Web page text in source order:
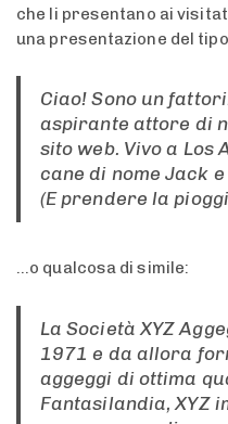
che li presentano ai
una presentazione del
Ciao! Sono un
aspirante attore di
sito web. Vivo a Los
cane di nome Jack
(E prendere la
…o qualcosa di simile:
La Società XYZ
1971 e da allora
aggeggi di ottima
Fantasilandia, XYZ